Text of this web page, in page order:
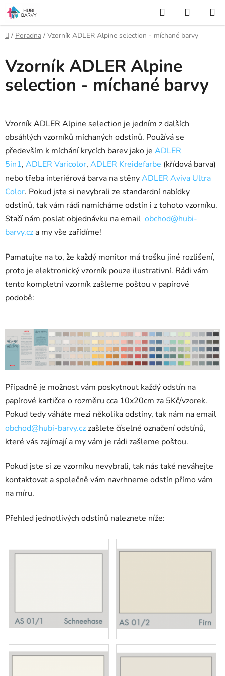
Přejít
na
obsah
Hledat
KOŠÍK
Domů
/ Poradna / Vzorník ADLER Alpine selection - míchané barvy
Vzorník ADLER Alpine
selection - míchané barvy
Vzorník ADLER Alpine selection je jedním z dalších
obsáhlých vzorníků míchaných odstínů. Používá se
především k míchání krycích barev jako je ADLER
5in1, ADLER Varicolor, ADLER Kreidefarbe (křídová barva)
nebo třeba interiérová barva na stěnyADLER Aviva Ultra
Color. Pokud jste si nevybrali ze standardní nabídky
odstínů, tak vám rádi namícháme odstín i z tohoto vzorníku.
Stačí nám poslat objednávku na email obchod@hubi-
barvy.cz a my vše zařídíme!
Pamatujte na to, že každý monitor má trošku jiné rozlišení,
proto je elektronický vzorník pouze ilustrativní. Rádi vám
tento kompletní vzorník zašleme poštou v papírové
podobě:
Případně je možnost vám poskytnout každý odstín na
papírové kartičce o rozměru cca 10x20cm za 5Kč/vzorek.
Pokud tedy váháte mezi několika odstíny, tak nám na email
obchod@hubi-barvy.czzašlete číselné označení odstínů,
které vás zajímají a my vám je rádi zašleme poštou.
Pokud jste si ze vzorníku nevybrali, tak nás také neváhejte
kontaktovat a společně vám navrhneme odstín přímo vám
na míru.
Přehled jednotlivých odstínů naleznete níže: